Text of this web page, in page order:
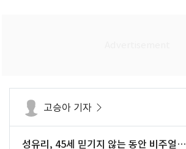
고승아 기자
성유리, 45세 믿기지 않는 동안 비주얼…